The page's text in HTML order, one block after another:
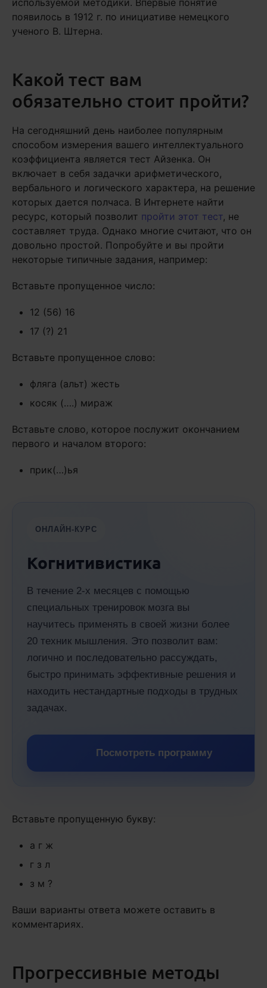
используемой методики. Впервые понятие
появилось в 1912 г. по инициативе немецкого
ученого В. Штерна.
Какой тест вам
обязательно стоит пройти?
На сегодняшний день наиболее популярным
способом измерения вашего интеллектуального
коэффициента является тест Айзенка. Он
включает в себя задачки арифметического,
вербального и логического характера, на решение
которых дается полчаса. В Интернете найти
ресурс, который позволит пройти этот тест, не
составляет труда. Однако многие считают, что он
довольно простой. Попробуйте и вы пройти
некоторые типичные задания, например:
Вставьте пропущенное число:
12 (56) 16
17 (?) 21
Вставьте пропущенное слово:
фляга (альт) жесть
косяк (….) мираж
Вставьте слово, которое послужит окончанием
первого и началом второго:
прик(…)ья
ОНЛАЙН-КУРС
Когнитивистика
В течение 2-х месяцев с помощью
специальных тренировок мозга вы
научитесь применять в своей жизни более
20 техник мышления. Это позволит вам:
логично и последовательно рассуждать,
быстро принимать эффективные решения и
находить нестандартные подходы в трудных
задачах.
Посмотреть программу
Вставьте пропущенную букву:
а г ж
г з л
з м ?
Ваши варианты ответа можете оставить в
комментариях.
Прогрессивные методы